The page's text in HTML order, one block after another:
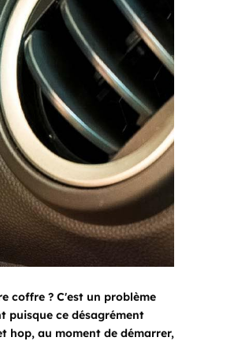
coffre ? C'est un problème
puisque ce désagrément
hop, au moment de démarrer,